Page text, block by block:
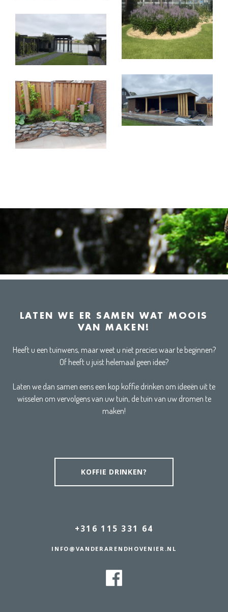
LATEN WE ER SAMEN WAT MOOIS
VAN MAKEN!
Heeft u een tuinwens, maar weet u niet precies waar te beginnen?
Of heeft u juist helemaal geen idee?
Laten we dan samen eens een kop koffie drinken om ideeën uit te
wisselen om vervolgens van uw tuin, de tuin van uw dromen te
maken!
KOFFIE DRINKEN?
+316 115 331 64
INFO@VANDERARENDHOVENIER.NL